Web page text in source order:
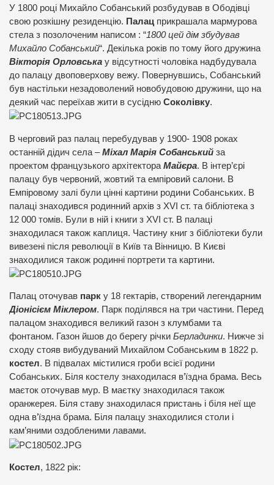
У 1800 році Михайло Собанський розбудував в Ободівці
свою розкішну резиденцію. Палац прикрашала мармурова
стела з позолоченим написом : “1800 цей дім збудував
Михайло Собанський“. Декілька років по тому його дружина
Вікторія Орловська у відсутності чоловіка надбудувала
до палацу двоповерхову вежу. Повернувшись, Собанський
був настільки незадоволений новобудовою дружини, що на
деякий час переїхав жити в сусідню Соколівку.
В черговий раз палац перебудував у 1900- 1908 роках
останній дідич села –Міхал Марія Собанський за
проектом французького архітектора Майєра. В інтер’єрі
палацу був червоний, жовтий та емпіровий салони. В
Емпіровому залі були цінні картини родини Собанських. В
палаці знаходився родинний архів з XVI ст. та бібліотека з
12 000 томів. Були в ній і книги з XVI ст. В палаці
знаходилася також каплиця. Частину книг з бібліотеки були
вивезені після революції в Київ та Вінницю. В Києві
знаходилися також родинні портрети та картини.
Палац оточував парк у 18 гектарів, створений легендарним
Діонісієм Міклером. Парк поділявся на три частини. Перед
палацом знаходився великий газон з клумбами та
фонтаном. Газон йшов до берегу річки Берладинки. Нижче зі
сходу стояв вибудуваний Михайлом Собанським в 1822 р.
костел. В підвалах містилися гроби всієї родини
Собанських. Біля костелу знаходилася в’їздна брама. Весь
маєток оточував мур. В маєтку знаходилася також
оранжерея. Біля ставу знаходилася пристань і біля неї ще
одна в’їздна брама. Біля палацу знаходилися столи і
кам’яними оздобленими лавами.
Костел, 1822 рік: